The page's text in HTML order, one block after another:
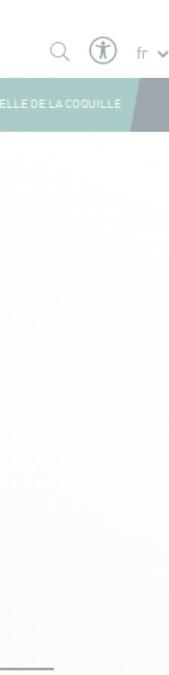
DE LA COQUILLE